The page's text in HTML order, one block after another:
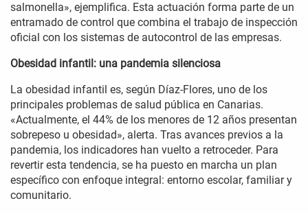
salmonella», ejemplifica. Esta actuación forma parte de un
entramado de control que combina el trabajo de inspección
oficial con los sistemas de autocontrol de las empresas.
Obesidad infantil: una pandemia silenciosa
La obesidad infantil es, según Díaz-Flores, uno de los
principales problemas de salud pública en Canarias.
«Actualmente, el 44% de los menores de 12 años presentan
sobrepeso u obesidad», alerta. Tras avances previos a la
pandemia, los indicadores han vuelto a retroceder. Para
revertir esta tendencia, se ha puesto en marcha un plan
específico con enfoque integral: entorno escolar, familiar y
comunitario.